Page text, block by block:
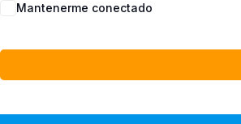
Mantenerme conectado